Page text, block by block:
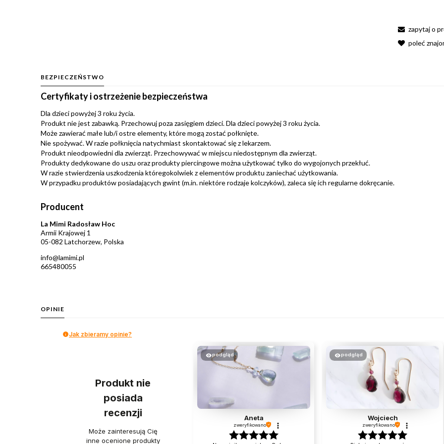
zapytaj o
poleć
BEZPIECZEŃSTWO
Certyfikaty i ostrzeżenie bezpieczeństwa
Dla dzieci powyżej 3 roku życia.
Produkt nie jest zabawką. Przechowuj poza zasięgiem dzieci. Dla dzieci powyżej 3 roku życia.
Może zawierać małe lub/i ostre elementy, które mogą zostać połknięte.
Nie spożywać. W razie połknięcia natychmiast skontaktować się z lekarzem.
Produkt nieodpowiedni dla zwierząt. Przechowywać w miejscu niedostępnym dla zwierząt.
Produkty dedykowane do uszu oraz produkty piercingowe można użytkować tylko do wygojonych przekłuć.
W razie stwierdzenia uszkodzenia któregokolwiek z elementów produktu zaniechać użytkowania.
W przypadku produktów posiadających gwint (m.in. niektóre rodzaje kolczyków), zaleca się ich regularne dokręcanie.
Producent
La Mimi Radosław Hoc
Armii Krajowej 1
05-082 Latchorzew, Polska
info@lamimi.pl
665480055
OPINIE
Jak zbieramy opinie?
Produkt nie
posiada
recenzji
Może zainteresują Cię
inne ocenione produkty
podgląd
Aneta
zweryfikowano
podgląd
Wojciech
zweryfikowano